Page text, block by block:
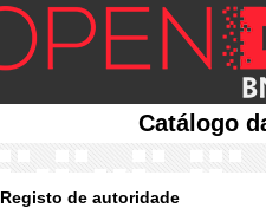
Catálogo
Registo de autoridade